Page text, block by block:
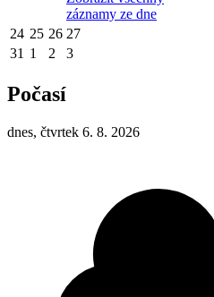
záznamy ze dne
24 25 26 27
31 1 2 3
Počasí
dnes, čtvrtek 6. 8. 2026